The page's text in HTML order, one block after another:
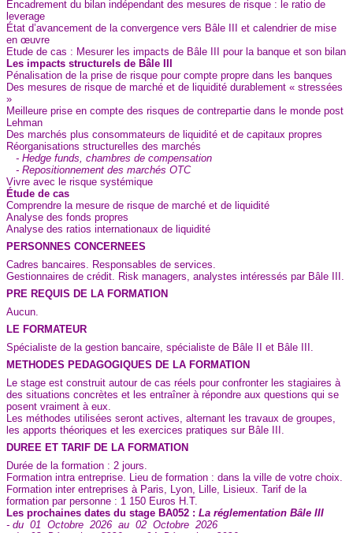
Encadrement du bilan indépendant des mesures de risque : le ratio de
leverage
État d’avancement de la convergence vers Bâle III et calendrier de mise
en œuvre
Etude de cas : Mesurer les impacts de Bâle III pour la banque et son bilan
Les impacts structurels de Bâle III
Pénalisation de la prise de risque pour compte propre dans les banques
Des mesures de risque de marché et de liquidité durablement « stressées
»
Meilleure prise en compte des risques de contrepartie dans le monde post
Lehman
Des marchés plus consommateurs de liquidité et de capitaux propres
Réorganisations structurelles des marchés
- Hedge funds, chambres de compensation
- Repositionnement des marchés OTC
Vivre avec le risque systémique
Étude de cas
Comprendre la mesure de risque de marché et de liquidité
Analyse des fonds propres
Analyse des ratios internationaux de liquidité
PERSONNES CONCERNEES
Cadres bancaires. Responsables de services.
Gestionnaires de crédit. Risk managers, analystes intéressés par Bâle III.
PRE REQUIS DE LA FORMATION
Aucun.
LE FORMATEUR
Spécialiste de la gestion bancaire, spécialiste de Bâle II et Bâle III.
METHODES PEDAGOGIQUES DE LA FORMATION
Le stage est construit autour de cas réels pour confronter les stagiaires à
des situations concrètes et les entraîner à répondre aux questions qui se
posent vraiment à eux.
Les méthodes utilisées seront actives, alternant les travaux de groupes,
les apports théoriques et les exercices pratiques sur Bâle III.
DUREE ET TARIF DE LA FORMATION
Durée de la formation : 2 jours.
Formation intra entreprise. Lieu de formation : dans la ville de votre choix.
Formation inter entreprises à Paris, Lyon, Lille, Lisieux. Tarif de la
formation par personne : 1 150 Euros H.T.
Les prochaines dates du stage BA052 : La réglementation Bâle III
- du 01 Octobre 2026 au 02 Octobre 2026